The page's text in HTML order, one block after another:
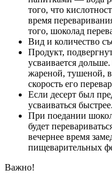
того, что
время
того, шоколад
Вид и количество
Продукт,
усваивается
жареной, тушеной,
скорость его
Если десерт был
усваиваться быстрее.
При поедании
будет
вечернее время
пищеварительных
Важно!